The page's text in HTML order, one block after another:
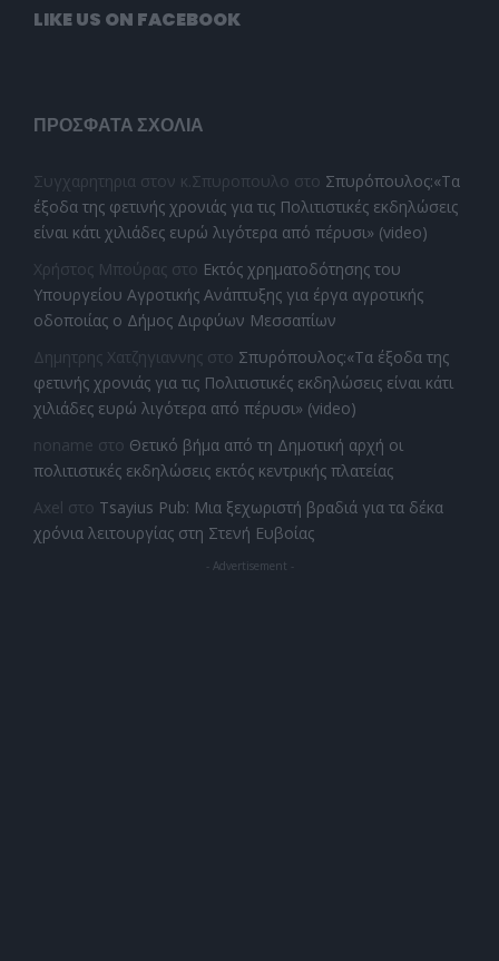
LIKE US ON FACEBOOK
ΠΡΌΣΦΑΤΑ ΣΧΌΛΙΑ
Συγχαρητηρια στον κ.Σπυροπουλο στο Σπυρόπουλος:«Τα
έξοδα της φετινής χρονιάς για τις Πολιτιστικές εκδηλώσεις
είναι κάτι χιλιάδες ευρώ λιγότερα από πέρυσι» (video)
Χρήστος Μπούρας στο Εκτός χρηματοδότησης του
Υπουργείου Αγροτικής Ανάπτυξης για έργα αγροτικής
οδοποιίας ο Δήμος Διρφύων Μεσσαπίων
Δημητρης Χατζηγιαννης στο Σπυρόπουλος:«Τα έξοδα της
φετινής χρονιάς για τις Πολιτιστικές εκδηλώσεις είναι κάτι
χιλιάδες ευρώ λιγότερα από πέρυσι» (video)
noname στο Θετικό βήμα από τη Δημοτική αρχή οι
πολιτιστικές εκδηλώσεις εκτός κεντρικής πλατείας
Axel στο Tsayius Pub: Μια ξεχωριστή βραδιά για τα δέκα
χρόνια λειτουργίας στη Στενή Ευβοίας
- Advertisement -